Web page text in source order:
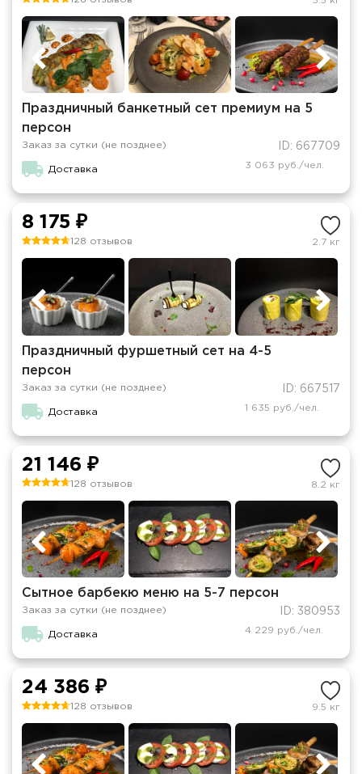
Праздничный банкетный сет премиум на 5
персон
Заказ за сутки (не позднее) ID: 667709
Доставка 3 063 руб./чел.
8 175 ₽
128 отзывов 2.7 кг
Праздничный фуршетный сет на 4-5
персон
Заказ за сутки (не позднее) ID: 667517
Доставка 1 635 руб./чел.
21 146 ₽
128 отзывов 8.2 кг
Сытное барбекю меню на 5-7 персон
Заказ за сутки (не позднее) ID: 380953
Доставка 4 229 руб./чел.
24 386 ₽
128 отзывов 9.5 кг